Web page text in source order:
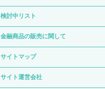
検討中リスト
金融商品の販売に関して
サイトマップ
サイト運営会社